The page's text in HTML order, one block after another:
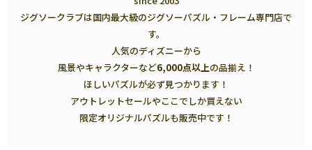
ジグソークラブは国内最大級のジグソーパズル・フレーム専門店で
す。
人気のディズニーから
風景やキャラクターなど6,000点以上の品揃え！
ほしいパズルが必ず見つかります！
アウトレットセールやここでしか買えない
限定オリジナルパズルも販売中です！